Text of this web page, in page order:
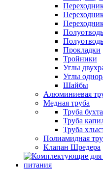
Прокладки
Тройники
Углы
Углы
Шайбы
Алюминиевая
Медная труба
Труба
Труба
Труба
Полиамидная
Клапан Шредера